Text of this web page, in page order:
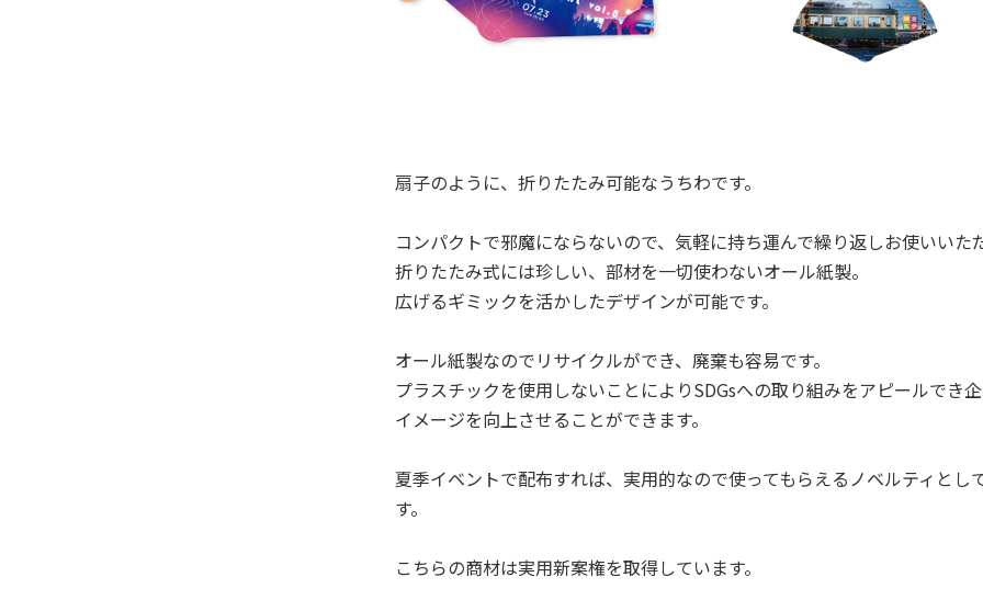
扇子のように、折りたたみ可能なうちわです。
コンパクトで邪魔にならないので、気軽に持ち運んで繰り返しお使いいた
折りたたみ式には珍しい、部材を一切使わないオール紙製。
広げるギミックを活かしたデザインが可能です。
オール紙製なのでリサイクルができ、廃棄も容易です。
プラスチックを使用しないことによりSDGsへの取り組みをアピールでき
イメージを向上させることができます。
夏季イベントで配布すれば、実用的なので使ってもらえるノベルティとし
す。
こちらの商材は実用新案権を取得しています。